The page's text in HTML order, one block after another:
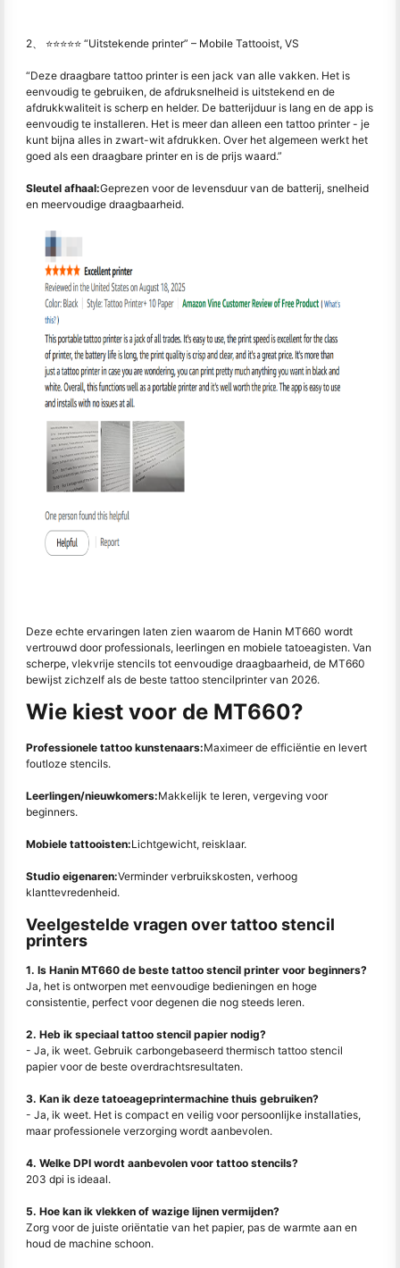
2、 ⭐⭐⭐⭐⭐ “Uitstekende printer” – Mobile Tattooist, VS
“Deze draagbare tattoo printer is een jack van alle vakken. Het is
eenvoudig te gebruiken, de afdruksnelheid is uitstekend en de
afdrukkwaliteit is scherp en helder. De batterijduur is lang en de app is
eenvoudig te installeren. Het is meer dan alleen een tattoo printer - je
kunt bijna alles in zwart-wit afdrukken. Over het algemeen werkt het
goed als een draagbare printer en is de prijs waard.”
Sleutel afhaal:Geprezen voor de levensduur van de batterij, snelheid
en meervoudige draagbaarheid.
Deze echte ervaringen laten zien waarom de Hanin MT660 wordt
vertrouwd door professionals, leerlingen en mobiele tatoeagisten. Van
scherpe, vlekvrije stencils tot eenvoudige draagbaarheid, de MT660
bewijst zichzelf als de beste tattoo stencilprinter van 2026.
Wie kiest voor de MT660?
Professionele tattoo kunstenaars:Maximeer de efficiëntie en levert
foutloze stencils.
Leerlingen/nieuwkomers:Makkelijk te leren, vergeving voor
beginners.
Mobiele tattooisten:Lichtgewicht, reisklaar.
Studio eigenaren:Verminder verbruikskosten, verhoog
klanttevredenheid.
Veelgestelde vragen over tattoo stencil
printers
1. Is Hanin MT660 de beste tattoo stencil printer voor beginners?
Ja, het is ontworpen met eenvoudige bedieningen en hoge
consistentie, perfect voor degenen die nog steeds leren.
2. Heb ik speciaal tattoo stencil papier nodig?
- Ja, ik weet. Gebruik carbongebaseerd thermisch tattoo stencil
papier voor de beste overdrachtsresultaten.
3. Kan ik deze tatoeageprintermachine thuis gebruiken?
- Ja, ik weet. Het is compact en veilig voor persoonlijke installaties,
maar professionele verzorging wordt aanbevolen.
4. Welke DPI wordt aanbevolen voor tattoo stencils?
203 dpi is ideaal.
5. Hoe kan ik vlekken of wazige lijnen vermijden?
Zorg voor de juiste oriëntatie van het papier, pas de warmte aan en
houd de machine schoon.